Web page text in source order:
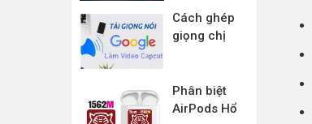
Vằn)
Cách ghép
giọng chị
Phân biệt
AirPods Hổ